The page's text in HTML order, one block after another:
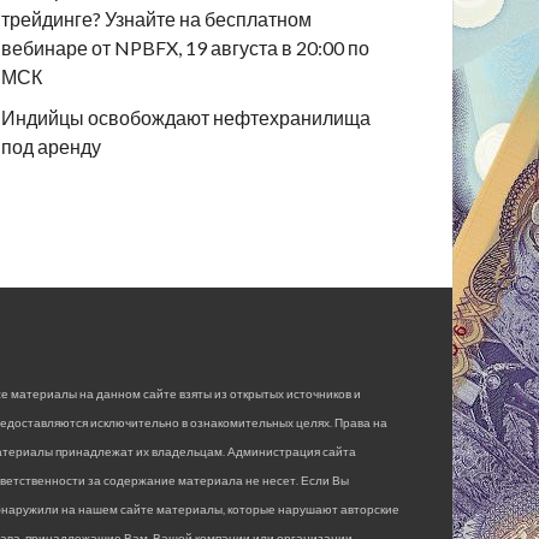
трейдинге? Узнайте на бесплатном
вебинаре от NPBFX, 19 августа в 20:00 по
МСК
Индийцы освобождают нефтехранилища
под аренду
материалы на данном сайте взяты из открытых источников и
исключительно в ознакомительных целях. Права на
принадлежат их владельцам. Администрация сайта
за содержание материала не несет. Если Вы
на нашем сайте материалы, которые нарушают авторские